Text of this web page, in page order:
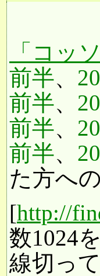
「コッ
前半、
前半、
前半、
前半、
た方へ
[http://
数1024
線切っ